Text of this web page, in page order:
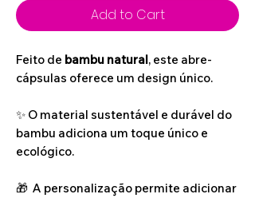
Add to Cart
Feito de bambu natural, este abre-
cápsulas oferece um design único.
✨ O material sustentável e durável do
bambu adiciona um toque único e
ecológico.
🎁 A personalização permite adicionar